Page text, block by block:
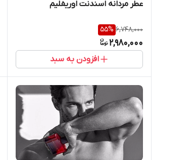
عطر مردانه اسندنت اوریفلیم
6,748,000
55%
2,980,000
افزودن به سبد